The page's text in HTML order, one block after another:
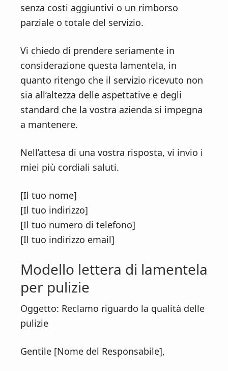
senza costi aggiuntivi o un rimborso
parziale o totale del servizio.
Vi chiedo di prendere seriamente in
considerazione questa lamentela, in
quanto ritengo che il servizio ricevuto non
sia all’altezza delle aspettative e degli
standard che la vostra azienda si impegna
a mantenere.
Nell’attesa di una vostra risposta, vi invio i
miei più cordiali saluti.
[Il tuo nome]
[Il tuo indirizzo]
[Il tuo numero di telefono]
[Il tuo indirizzo email]
Modello lettera di lamentela
per pulizie
Oggetto: Reclamo riguardo la qualità delle
pulizie
Gentile [Nome del Responsabile],